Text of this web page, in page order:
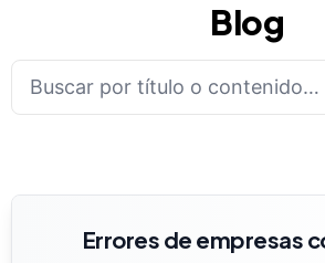
Blog
Errores de empresas